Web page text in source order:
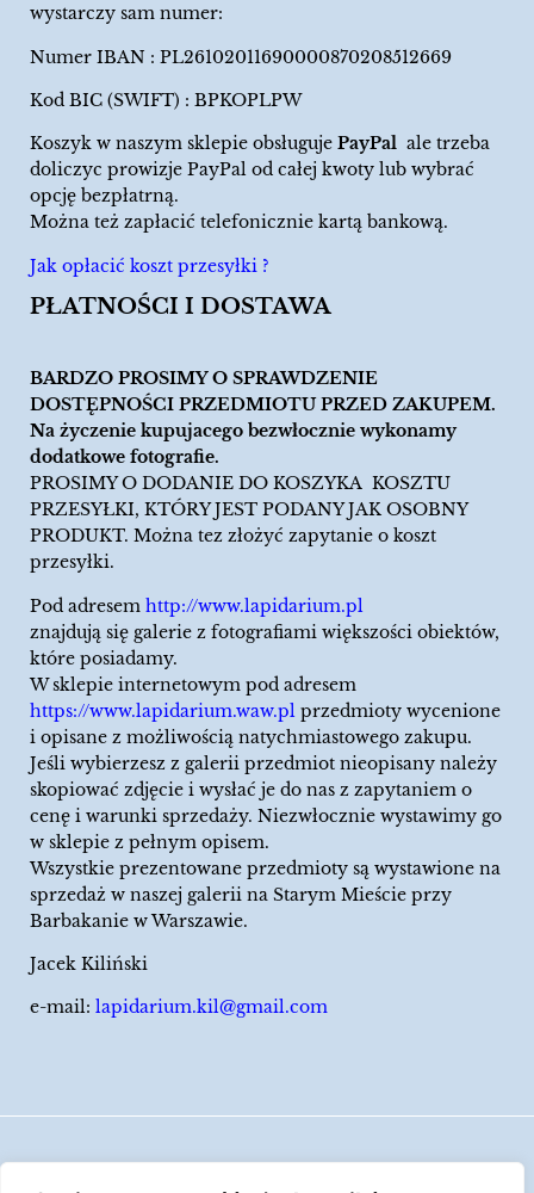
wystarczy sam numer:
Numer IBAN : PL26102011690000870208512669
Kod BIC (SWIFT) : BPKOPLPW
Koszyk w naszym sklepie obsługuje PayPal ale trzeba
doliczyc prowizje PayPal od całej kwoty lub wybrać
opcję bezpłatrną.
Można też zapłacić telefonicznie kartą bankową.
Jak opłacić koszt przesyłki ?
PŁATNOŚCI I DOSTAWA
BARDZO PROSIMY O SPRAWDZENIE
DOSTĘPNOŚCI PRZEDMIOTU PRZED ZAKUPEM.
Na życzenie kupujacego bezwłocznie wykonamy
dodatkowe fotografie.
PROSIMY O DODANIE DO KOSZYKA KOSZTU
PRZESYŁKI, KTÓRY JEST PODANY JAK OSOBNY
PRODUKT. Można tez złożyć zapytanie o koszt
przesyłki.
Pod adresem http://www.lapidarium.pl
znajdują się galerie z fotografiami większości obiektów,
które posiadamy.
W sklepie internetowym pod adresem
https://www.lapidarium.waw.pl przedmioty wycenione
i opisane z możliwością natychmiastowego zakupu.
Jeśli wybierzesz z galerii przedmiot nieopisany należy
skopiować zdjęcie i wysłać je do nas z zapytaniem o
cenę i warunki sprzedaży. Niezwłocznie wystawimy go
w sklepie z pełnym opisem.
Wszystkie prezentowane przedmioty są wystawione na
sprzedaż w naszej galerii na Starym Mieście przy
Barbakanie w Warszawie.
Jacek Kiliński
e-mail: lapidarium.kil@gmail.com